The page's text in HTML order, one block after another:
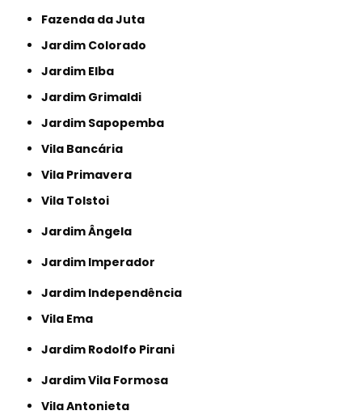
Fazenda da Juta
Jardim Colorado
Jardim Elba
Jardim Grimaldi
Jardim Sapopemba
Vila Bancária
Vila Primavera
Vila Tolstoi
Jardim Ângela
Jardim Imperador
Jardim Independência
Vila Ema
Jardim Rodolfo Pirani
Jardim Vila Formosa
Vila Antonieta